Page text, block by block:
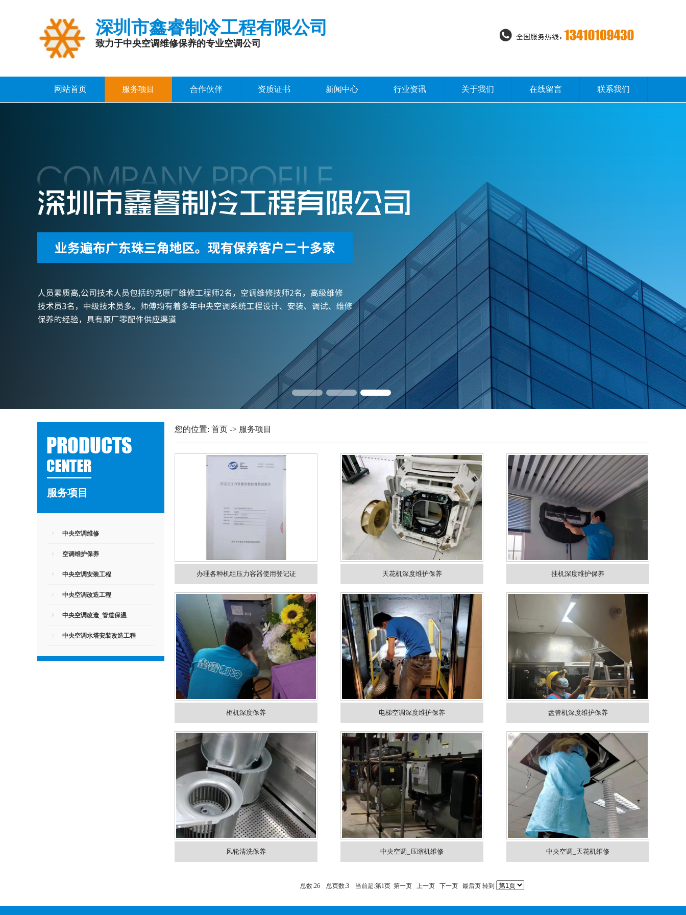
深圳市鑫睿制冷工程有限公司
致力于中央空调维修保养的专业空调公司
网站首页 服务项目 合作伙伴 资质证书 新闻中心 行业资讯 关于我们 在线留言 联系我们
服务项目
中央空调维修
空调维护保养
中央空调安装工程
中央空调改造工程
中央空调改造_管道保温
中央空调水塔安装改造工程
您的位置: 首页 -> 服务项目
办理各种机组压力容器使用登记证 天花机深度维护保养 挂机深度维护保养
柜机深度保养 电梯空调深度维护保养 盘管机深度维护保养
风轮清洗保养 中央空调_压缩机维修 中央空调_天花机维修
总数:26 总页数:3 当前是:第1页 第一页 上一页 下一页 最后页转到